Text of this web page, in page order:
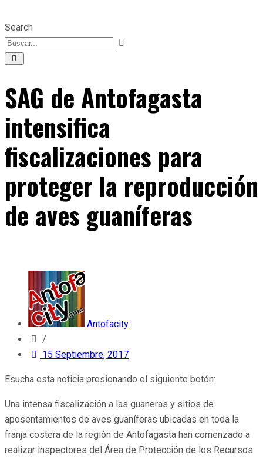
Search
SAG de Antofagasta
intensifica
fiscalizaciones para
proteger la reproducción
de aves guaníferas
Antofacity
/
15 Septiembre, 2017
Esucha esta noticia presionando el siguiente botón:
Una intensa fiscalización a las guaneras y sitios de
aposentamientos de aves guaníferas ubicadas en toda la
franja costera de la región de Antofagasta han comenzado a
realizar inspectores del Área de Protección de los Recursos